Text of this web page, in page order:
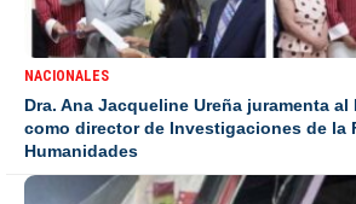
NACIONALES
Dra. Ana Jacqueline Ureña juramenta
como director de Investigaciones de la
Humanidades